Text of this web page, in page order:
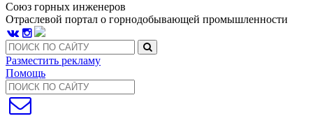
Союз горных инженеров
Отраслевой портал о горнодобывающей промышленности
Разместить рекламу
Помощь